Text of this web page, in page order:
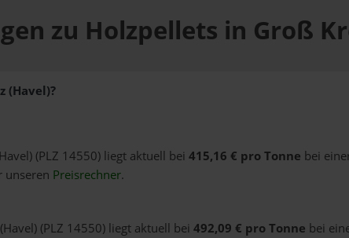
zu Holzpellets in Groß
(Havel)?
(PLZ 14550) liegt aktuell bei 415,16 € pro Tonne bei
unseren Preisrechner.
(PLZ 14550) liegt aktuell bei 492,09 € pro Tonne bei